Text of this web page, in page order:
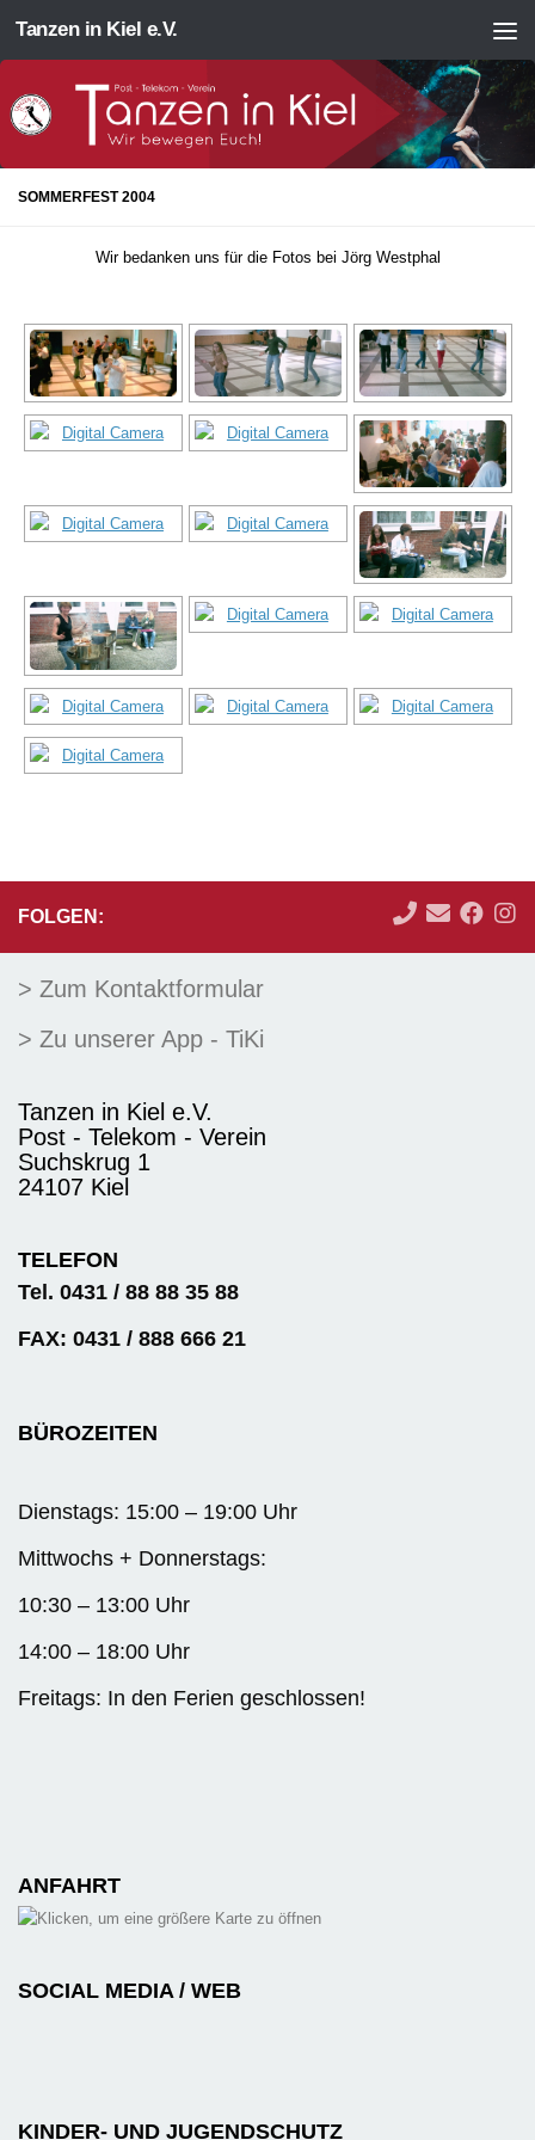
Zum Inhalt springen
Tanzen in Kiel e.V.
SOMMERFEST 2004
Wir bedanken uns für die Fotos bei Jörg Westphal
FOLGEN:
> Zum Kontaktformular
> Zu unserer App - TiKi
Tanzen in Kiel e.V.
Post - Telekom - Verein
Suchskrug 1
24107 Kiel
TELEFON
Tel. 0431 / 88 88 35 88
FAX: 0431 / 888 666 21
BÜROZEITEN
Dienstags: 15:00 – 19:00 Uhr
Mittwochs + Donnerstags:
10:30 – 13:00 Uhr
14:00 – 18:00 Uhr
Freitags: In den Ferien geschlossen!
ANFAHRT
SOCIAL MEDIA / WEB
KINDER- UND JUGENDSCHUTZ